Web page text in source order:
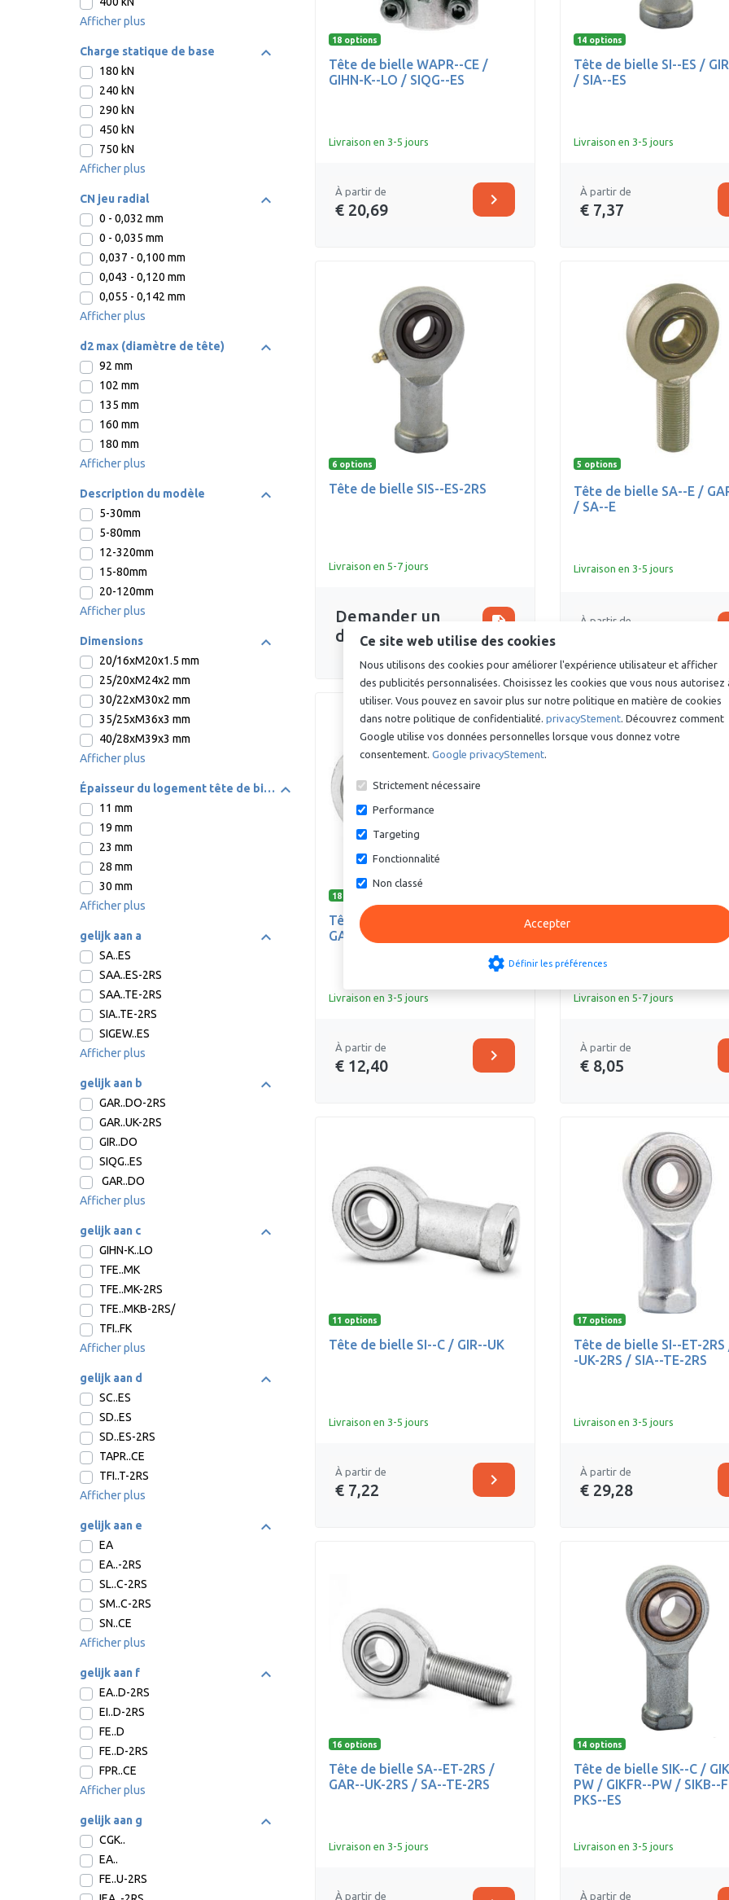
Afficher plus
Charge statique de base
180 kN
240 kN
290 kN
450 kN
750 kN
Afficher plus
CN jeu radial
0 - 0,032 mm
0 - 0,035 mm
0,037 - 0,100 mm
0,043 - 0,120 mm
0,055 - 0,142 mm
Afficher plus
d2 max (diamètre de tête)
92 mm
102 mm
135 mm
160 mm
180 mm
Afficher plus
Description du modèle
5-30mm
5-80mm
12-320mm
15-80mm
20-120mm
Afficher plus
Dimensions
20/16xM20x1.5 mm
25/20xM24x2 mm
30/22xM30x2 mm
35/25xM36x3 mm
40/28xM39x3 mm
Afficher plus
Épaisseur du logement tête de bielle (S1)
11 mm
19 mm
23 mm
28 mm
30 mm
Afficher plus
gelijk aan a
SA..ES
SAA..ES-2RS
SAA..TE-2RS
SIA..TE-2RS
SIGEW..ES
Afficher plus
gelijk aan b
GAR..DO-2RS
GAR..UK-2RS
GIR..DO
SIQG..ES
GAR..DO
Afficher plus
gelijk aan c
GIHN-K..LO
TFE..MK
TFE..MK-2RS
TFE..MKB-2RS/
TFI..FK
Afficher plus
gelijk aan d
SC..ES
SD..ES
SD..ES-2RS
TAPR..CE
TFI..T-2RS
Afficher plus
gelijk aan e
EA
EA..-2RS
SL..C-2RS
SM..C-2RS
SN..CE
Afficher plus
gelijk aan f
EA..D-2RS
EI..D-2RS
FE..D
FE..D-2RS
FPR..CE
Afficher plus
gelijk aan g
CGK..
EA..
FE..U-2RS
18 options
Tête de bielle WAPR--CE /
GIHN-K--LO / SIQG--ES
Livraison en 3-5 jours
À partir de
€ 20,69
chevron_right
14 options
Tête de bielle SI--ES /
/ SIA--ES
Livraison en 3-5 jours
À partir de
€ 7,37
6 options
Tête de bielle SIS--ES-2RS
Livraison en 5-7 jours
Demander un
devis
request_quote
5 options
Tête de bielle SA--E /
/ SA--E
Livraison en 3-5 jours
À partir de
18 options
Tête de bielle SA--ES-2RS /
GAR--DO-2RS / SAA--ES-2RS
Livraison en 3-5 jours
À partir de
€ 12,40
chevron_right
Tête de bielle SIBP--S /
Livraison en 5-7 jours
À partir de
€ 8,05
11 options
Tête de bielle SI--C / GIR--UK
Livraison en 3-5 jours
À partir de
€ 7,22
chevron_right
17 options
Tête de bielle SI--ET-2RS
-UK-2RS / SIA--TE-2RS
Livraison en 3-5 jours
À partir de
€ 29,28
16 options
Tête de bielle SA--ET-2RS /
GAR--UK-2RS / SA--TE-2RS
Livraison en 3-5 jours
À partir de
14 options
Tête de bielle SIK--C /
PW / GIKFR--PW / SIKB--
PKS--ES
Livraison en 3-5 jours
À partir de
Ce site web utilise des cookies
Nous utilisons des cookies pour améliorer l'expérience utilisateur et afficher
des publicités personnalisées. Choisissez les cookies que vous nous autorisez
utiliser. Vous pouvez en savoir plus sur notre politique en matière de cookies
dans notre politique de confidentialité. privacyStement. Découvrez comment
Google utilise vos données personnelles lorsque vous donnez votre
consentement. Google privacyStement.
Strictement nécessaire
Performance
Targeting
Fonctionnalité
Non classé
Accepter
settings Définir les préférences